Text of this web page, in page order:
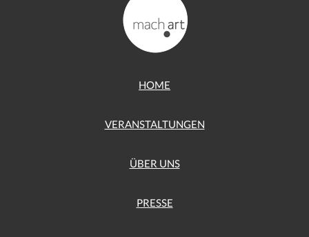
HOME
VERANSTALTUNGEN
ÜBER UNS
PRESSE